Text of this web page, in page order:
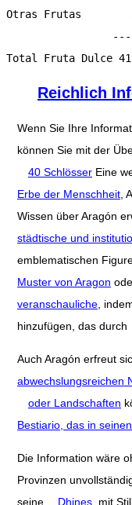
Otras Frutas
Reichlich
Wenn Sie Ihre
können Sie mit der
40 Schlösser Eine
Erbe der Menschheit ,
Wissen über Aragón
städtische und
emblematischen
Muster von Aragon
veranschauliche ,
hinzufügen, das durch
Auch Aragón erfreut
abwechslungsreichen
oder Landschaften
Bestiario, das in
Die Information wäre
Provinzen
seine
Dhines , mit